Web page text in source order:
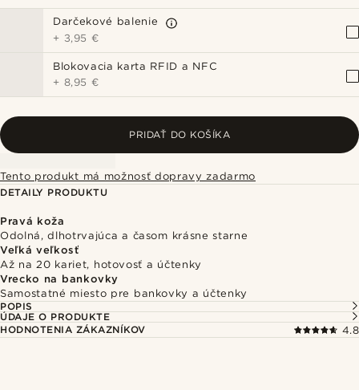
Darčekové balenie
+ 3,95 €
Blokovacia karta RFID a NFC
+ 8,95 €
PRIDAŤ DO KOŠÍKA
Tento produkt má možnosť dopravy zadarmo
DETAILY PRODUKTU
Pravá koža
Odolná, dlhotrvajúca a časom krásne starne
Veľká veľkosť
Až na 20 kariet, hotovosť a účtenky
Vrecko na bankovky
Samostatné miesto pre bankovky a účtenky
POPIS
ÚDAJE O PRODUKTE
HODNOTENIA ZÁKAZNÍKOV
4.8